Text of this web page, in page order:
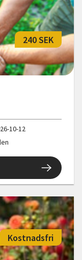
240 SEK
10-12
Kostnadsfri